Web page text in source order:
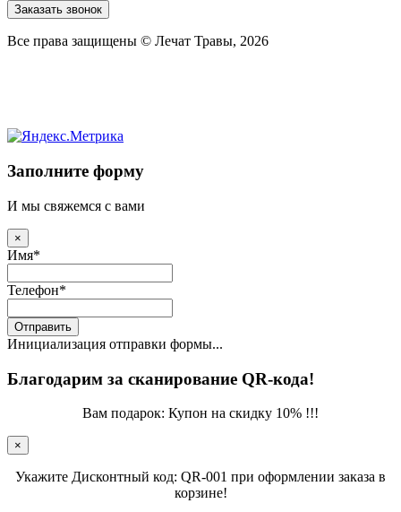
Заказать звонок
Все права защищены © Лечат Травы, 2026
Заполните форму
И мы свяжемся с вами
×
Имя*
Телефон*
Отправить
Инициализация отправки формы...
Благодарим за сканирование QR-кода!
Вам подарок: Купон на скидку 10% !!!
×
Укажите Дисконтный код: QR-001 при оформлении заказа в
корзине!